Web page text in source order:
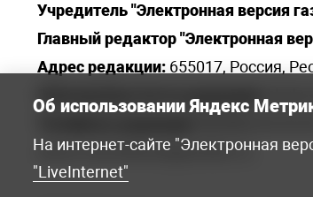
Учредитель "Электронная версия
Главный редактор "Электронная
Адрес редакции: 655017, Россия,
Электронная почта редакции:
elena.s.korotkowa@yandex.ru.
Об использовании Яндекс
На интернет-сайте "Электронная
"LiveInternet"